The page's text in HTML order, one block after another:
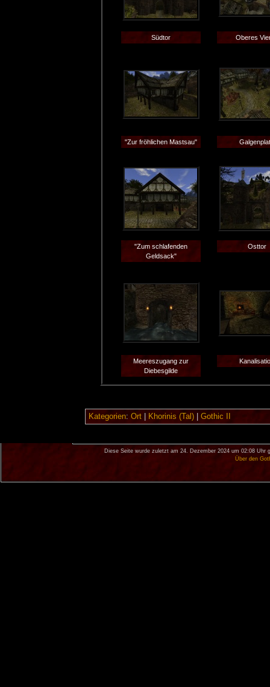
Südtor Oberes
"Zur fröhlichen Mastsau"
"Zum schlafenden
Geldsack"
Osttor
Meereszugang zur
Diebesgilde
Kategorien: Ort| Khorinis (Tal)| Gothic II
Diese Seite wurde zuletzt am 24. Dezember 2024 um 02:08 Uhr
Über den